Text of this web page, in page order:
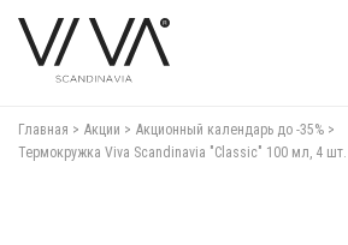
Главная Акции
Акционный календарь до -35%
Термокружка Viva Scandinavia "Classic" 100 мл, 4 шт.